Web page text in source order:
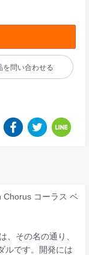
を問い合わせる
Chorus コーラス ベ
その名の通り、
ルです。開発には